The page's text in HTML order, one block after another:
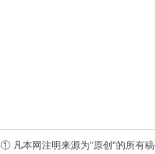
① 凡本网注明来源为"原创"的所有